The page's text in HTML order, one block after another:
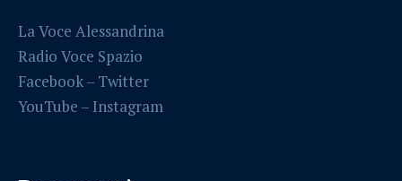
La Voce Alessandrina
Radio Voce Spazio
Facebook– Twitter
YouTube – Instagram